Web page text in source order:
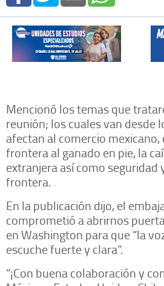
Mencionó los temas que
reunión; los cuales van desde
afectan al comercio mexicano,
frontera al ganado en pie, la
extranjera así como seguridad
frontera.
En la publicación dijo, el
comprometió a abrirnos
en Washington para que “la
escuche fuerte y clara”.
“¡Con buena colaboración y